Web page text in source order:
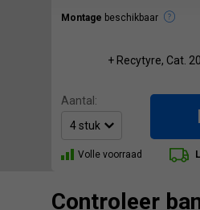
Montage beschikbaar
+ Recytyre, Cat.
Aantal:
Volle voorraad
Controleer